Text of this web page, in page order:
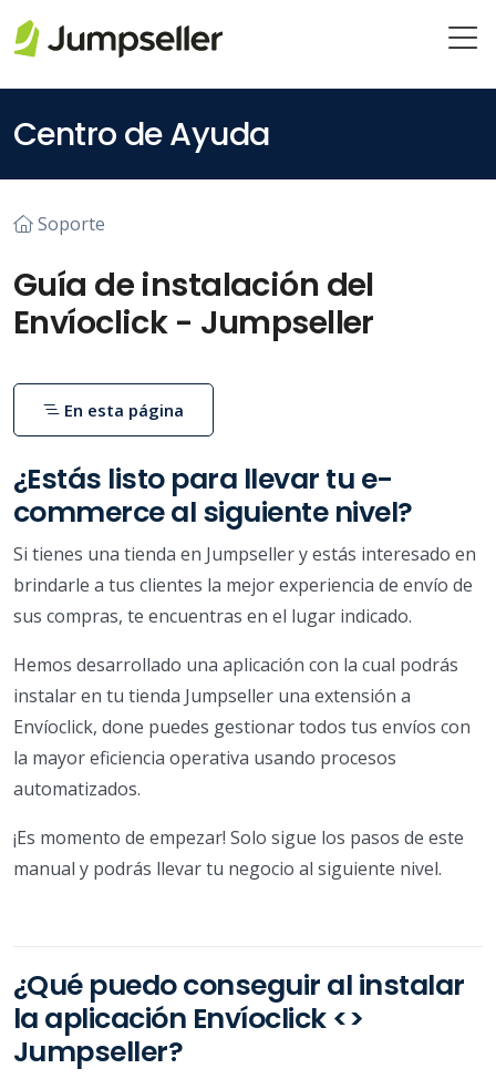
Centro de Ayuda
Soporte
Guía de instalación del
Envíoclick - Jumpseller
¿Estás listo para llevar tu e-
commerce al siguiente nivel?
Si tienes una tienda en Jumpseller y estás interesado en
brindarle a tus clientes la mejor experiencia de envío de
sus compras, te encuentras en el lugar indicado.
Hemos desarrollado una aplicación con la cual podrás
instalar en tu tienda Jumpseller una extensión a
Envíoclick, done puedes gestionar todos tus envíos con
la mayor eficiencia operativa usando procesos
automatizados.
¡Es momento de empezar! Solo sigue los pasos de este
manual y podrás llevar tu negocio al siguiente nivel.
¿Qué puedo conseguir al instalar
la aplicación Envíoclick <>
Jumpseller?
En esta página